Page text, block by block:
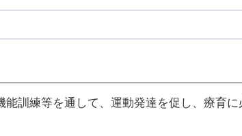
訓練等を通して、運動発達を促し、療育に